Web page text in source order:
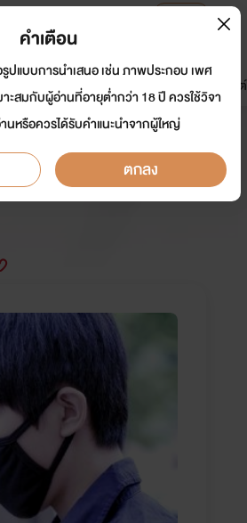
อีบุ๊ก การ์ตูน
มาใหม่
ดรีมแชท ธัญลิสต์
สลับหัวใจ [เสี่ยวหลง x
คำเตือน
ปแบบการนำเสนอ เช่น ภาพประกอบ เพศ
ะสมกับผู้อ่านที่อายุต่ำกว่า 18 ปี ควรใช้วิจา
หรือควรได้รับคำแนะนำจากผู้ใหญ่
ตกลง